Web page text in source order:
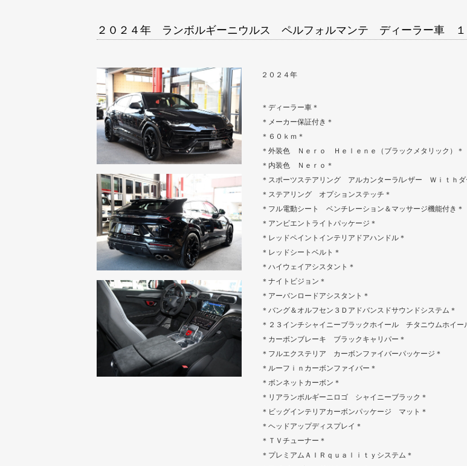
２０２４年 ランボルギーニウルス ペルフォルマンテ ディーラー車 １
２０２４年
＊ディーラー車＊
＊メーカー保証付き＊
＊６０ｋｍ＊
＊外装色 Ｎｅｒｏ Ｈｅｌｅｎｅ（ブラックメタリック）＊
＊内装色 Ｎｅｒｏ＊
＊スポーツステアリング アルカンターラ/レザー Ｗｉｔｈダ
＊ステアリング オプションステッチ＊
＊フル電動シート ベンチレーション＆マッサージ機能付き＊
＊アンビエントライトパッケージ＊
＊レッドペイントインテリアドアハンドル＊
＊レッドシートベルト＊
＊ハイウェイアシスタント＊
＊ナイトビジョン＊
＊アーバンロードアシスタント＊
＊バング＆オルフセン３Ｄアドバンスドサウンドシステム＊
＊２３インチシャイニーブラックホイール チタニウムホイー
＊カーボンブレーキ ブラックキャリパー＊
＊フルエクステリア カーボンファイバーパッケージ＊
＊ルーフｉｎカーボンファイバー＊
＊ボンネットカーボン＊
＊リアランボルギーニロゴ シャイニーブラック＊
＊ビッグインテリアカーボンパッケージ マット＊
＊ヘッドアップディスプレイ＊
＊ＴＶチューナー＊
＊プレミアムＡＩＲｑｕａｌｉｔｙシステム＊